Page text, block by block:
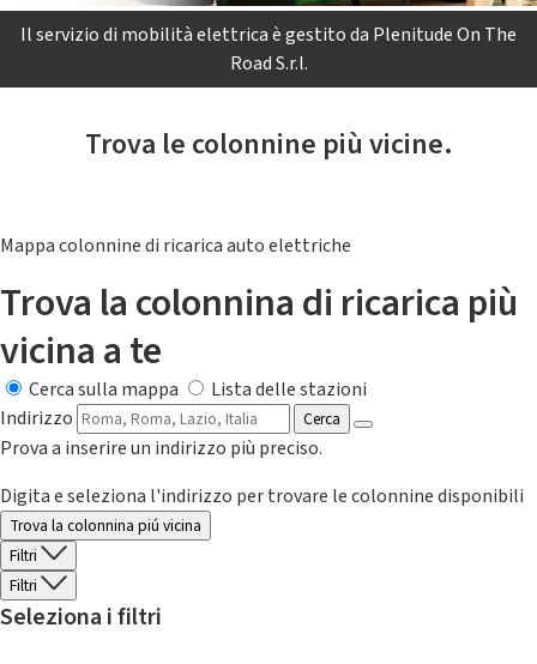
Il servizio di mobilità elettrica è gestito da Plenitude On The
Road S.r.l.
Trova le colonnine più vicine.
Mappa colonnine di ricarica auto elettriche
Trova la colonnina di ricarica più
vicina a te
Cerca sulla mappa
Lista delle stazioni
Indirizzo
Cerca
Prova a inserire un indirizzo più preciso.
Digita e seleziona l'indirizzo per trovare le colonnine disponibili
Trova la colonnina piú vicina
Filtri
Filtri
Seleziona i filtri